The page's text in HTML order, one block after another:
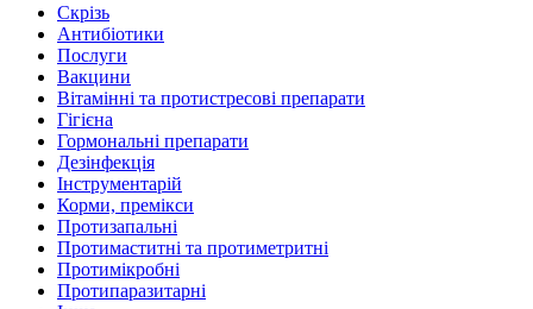
Скрізь
Антибіотики
Послуги
Вакцини
Вітамінні та протистресові препарати
Гігієна
Гормональні препарати
Дезінфекція
Інструментарій
Корми, премікси
Протизапальні
Протимаститні та протиметритні
Протимікробні
Протипаразитарні